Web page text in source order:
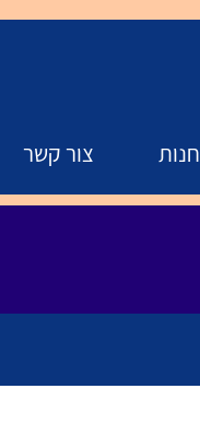
חנות צור קשר